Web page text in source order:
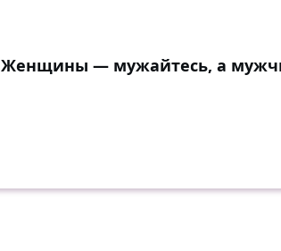
Женщины — мужайтесь, а